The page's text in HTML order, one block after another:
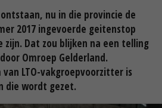
nu in die provincie de
2017 ingevoerde geitenstop
Dat zou blijken na een telling
Omroep Gelderland.
LTO-vakgroepvoorzitter is
die wordt gezet.